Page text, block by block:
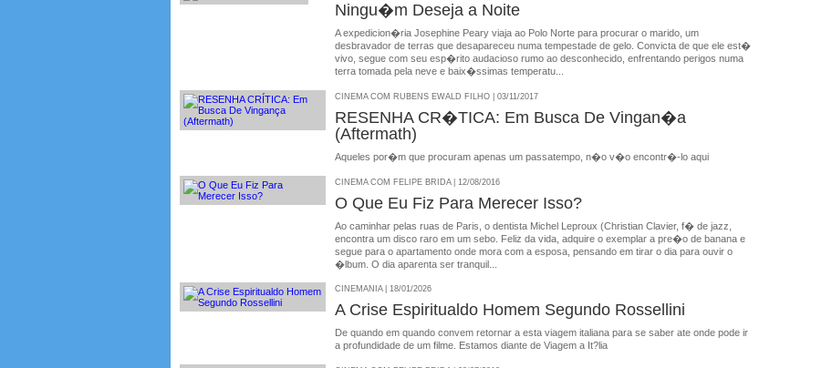
Ningu�m Deseja a Noite
A expedicion�ria Josephine Peary viaja ao Polo Norte para procurar o marido, um
desbravador de terras que desapareceu numa tempestade de gelo. Convicta de que ele est�
vivo, segue com seu esp�rito audacioso rumo ao desconhecido, enfrentando perigos numa
terra tomada pela neve e baix�ssimas temperatu...
CINEMA COM RUBENS EWALD FILHO | 03/11/2017
RESENHA CR�TICA: Em Busca De Vingan�a
(Aftermath)
Aqueles por�m que procuram apenas um passatempo, n�o v�o encontr�-lo aqui
CINEMA COM FELIPE BRIDA | 12/08/2016
O Que Eu Fiz Para Merecer Isso?
Ao caminhar pelas ruas de Paris, o dentista Michel Leproux (Christian Clavier, f� de jazz,
encontra um disco raro em um sebo. Feliz da vida, adquire o exemplar a pre�o de banana e
segue para o apartamento onde mora com a esposa, pensando em tirar o dia para ouvir o
�lbum. O dia aparenta ser tranquil...
CINEMANIA | 18/01/2026
A Crise Espiritualdo Homem Segundo Rossellini
De quando em quando convem retornar a esta viagem italiana para se saber ate onde pode ir
a profundidade de um filme. Estamos diante de Viagem a It?lia